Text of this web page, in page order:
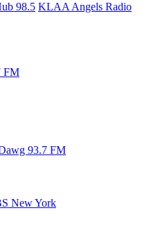
98.5 KLAA Angels Radio
FM
93.7 FM
New York